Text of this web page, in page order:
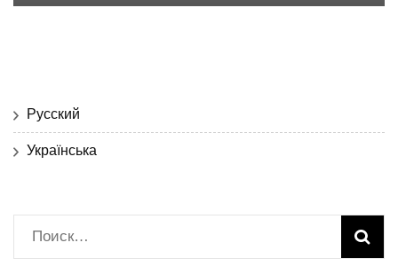
Русский
Українська
Найти: